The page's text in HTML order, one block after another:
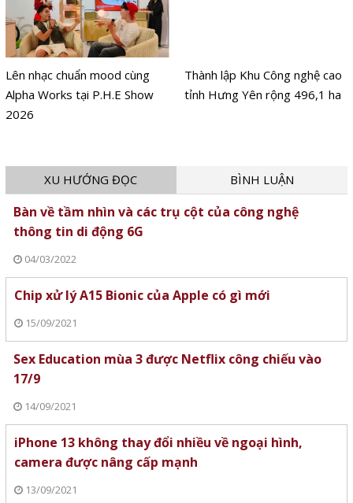
Lên nhạc chuẩn mood cùng
Alpha Works tại P.H.E Show
2026
Thành lập Khu Công nghệ cao
tỉnh Hưng Yên rộng 496,1 ha
XU HƯỚNG ĐỌC BÌNH LUẬN
Bàn về tầm nhìn và các trụ cột của công nghệ
thông tin di động 6G
04/03/2022
Chip xử lý A15 Bionic của Apple có gì mới
15/09/2021
Sex Education mùa 3 được Netflix công chiếu vào
17/9
14/09/2021
iPhone 13 không thay đổi nhiều về ngoại hình,
camera được nâng cấp mạnh
13/09/2021